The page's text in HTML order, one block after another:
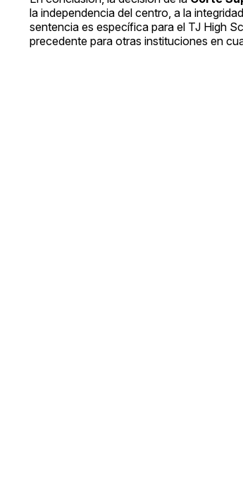
la independencia del centro, a la
sentencia es específica para el TJ High
precedente para otras instituciones en